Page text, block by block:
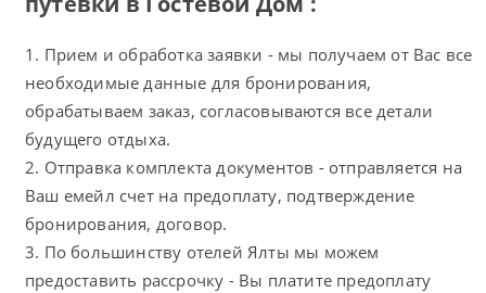
1. Прием и обработка заявки - мы получаем от Вас все
необходимые данные для бронирования,
обрабатываем заказ, согласовываются все детали
будущего отдыха.
2. Отправка комплекта документов - отправляется на
Ваш емейл счет на предоплату, подтверждение
бронирования, договор.
3. По большинству отелей Ялты мы можем
предоставить рассрочку - Вы платите предоплату